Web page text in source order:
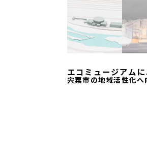
エコミュージアム
宍粟市の地域活性化